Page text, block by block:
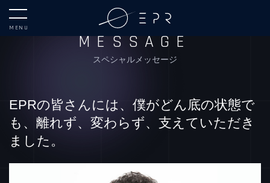
MENU
MESSAGE
スペシャルメッセージ
EPRの皆さんには、僕がどん底の状態で
も、離れず、変わらず、支えていただき
ました。